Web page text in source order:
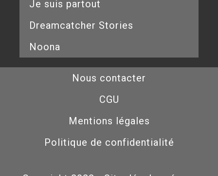
Je suis partout
Dreamcatcher Stories
Noona
Nous contacter
CGU
Mentions légales
Politique de confidentialité